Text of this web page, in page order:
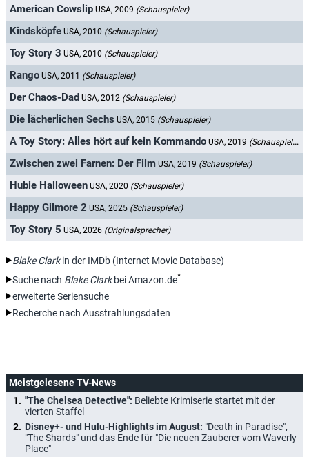
American Cowslip USA, 2009 (Schauspieler)
Kindsköpfe USA, 2010 (Schauspieler)
Toy Story 3 USA, 2010 (Schauspieler)
Rango USA, 2011 (Schauspieler)
Der Chaos-Dad USA, 2012 (Schauspieler)
Die lächerlichen Sechs USA, 2015 (Schauspieler)
A Toy Story: Alles hört auf kein Kommando USA, 2019 (Schauspieler)
Zwischen zwei Farnen: Der Film USA, 2019 (Schauspieler)
Hubie Halloween USA, 2020 (Schauspieler)
Happy Gilmore 2 USA, 2025 (Schauspieler)
Toy Story 5 USA, 2026 (Originalsprecher)
Blake Clarkin der IMDb (Internet Movie Database)
Suche nach Blake Clarkbei Amazon.de*
erweiterte Seriensuche
Recherche nach Ausstrahlungsdaten
Meistgelesene TV-News
"The Chelsea Detective": Beliebte Krimiserie startet mit der
vierten Staffel
Disney+- und Hulu-Highlights im August: "Death in Paradise",
"The Shards" und das Ende für "Die neuen Zauberer vom Waverly
Place"